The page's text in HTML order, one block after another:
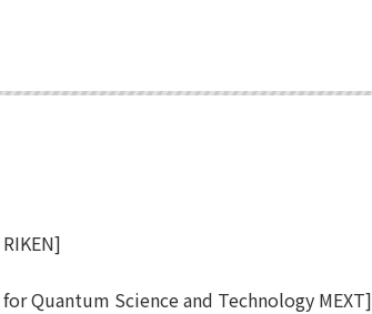
Quantum Science and Technology MEXT]